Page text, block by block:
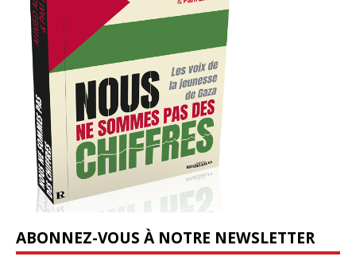
ABONNEZ-VOUS À NOTRE NEWSLETTER